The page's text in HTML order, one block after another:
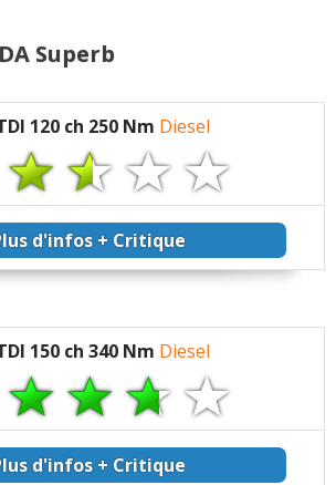
Superb
120 ch 250 Nm Diesel
d'infos + Critique
150 ch 340 Nm Diesel
d'infos + Critique